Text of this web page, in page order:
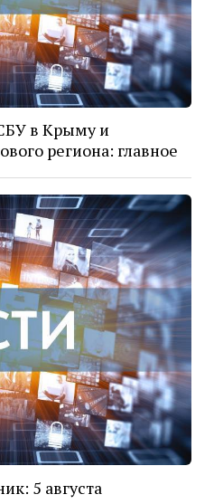
в Крыму и
региона: главное
5 августа